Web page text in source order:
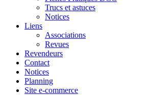
Trucs et astuces
Notices
Liens
Associations
Revues
Revendeurs
Contact
Notices
Planning
Site e-commerce